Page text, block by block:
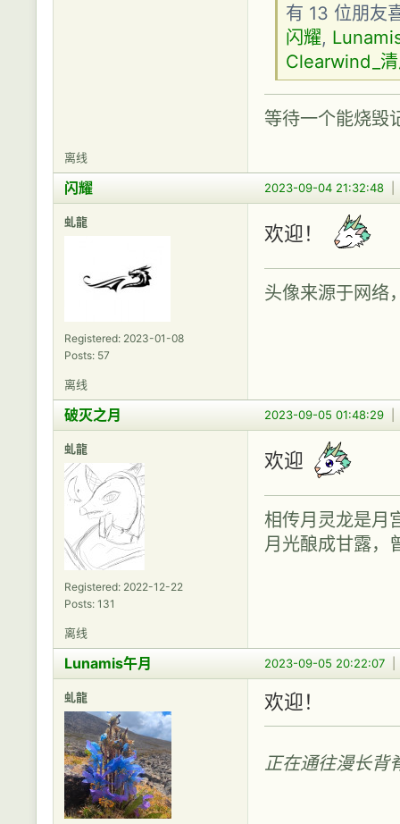
有 13 位朋友
闪耀,
Clearwind_
等待一个能烧毁
离线
2023-09-04 21:32:48
闪耀
虬龍
Registered: 2023-01-08
Posts: 57
欢迎！
头像来源于网络
离线
2023-09-05 01:48:29
破灭之月
虬龍
Registered: 2022-12-22
Posts: 131
欢迎
相传月灵龙是月
月光酿成甘露，
离线
2023-09-05 20:22:07
Lunamis午月
虬龍 欢迎！
正在通往漫长背